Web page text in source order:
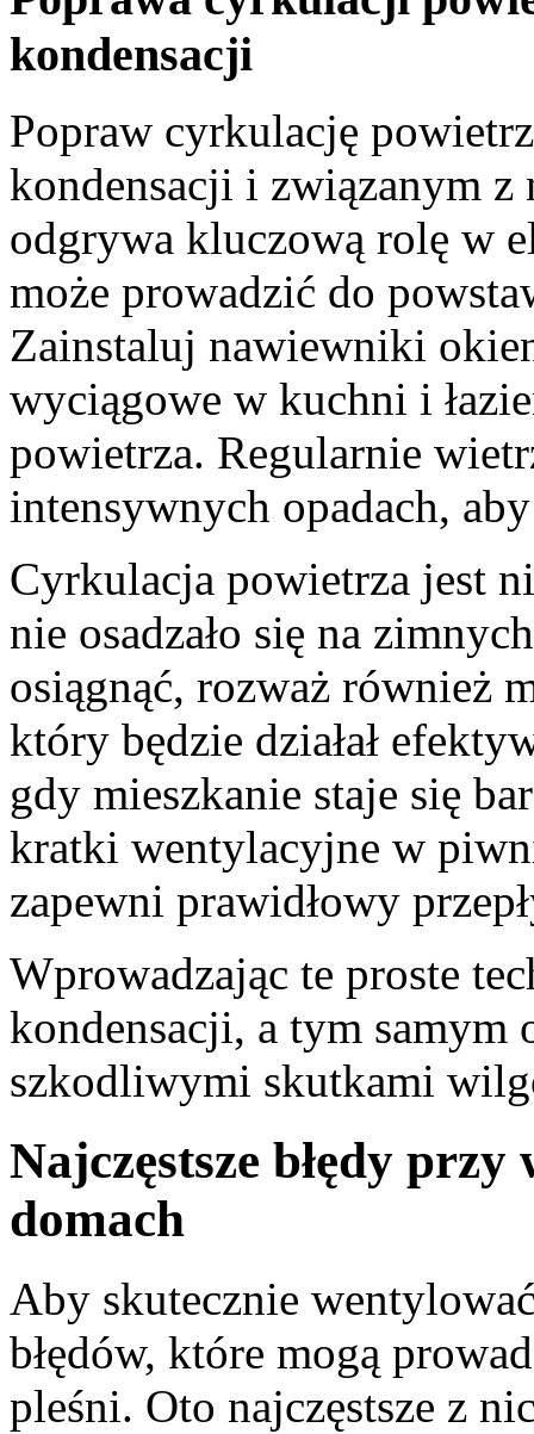
kondensacji
Popraw cyrkulację
kondensacji i związanym
odgrywa kluczową rolę w
może prowadzić do
Zainstaluj nawiewniki
wyciągowe w kuchni i
powietrza. Regularnie
intensywnych opadach,
Cyrkulacja powietrza jest
nie osadzało się na
osiągnąć, rozważ również
który będzie działał
gdy mieszkanie staje się
kratki wentylacyjne w
zapewni prawidłowy
Wprowadzając te proste
kondensacji, a tym samym
szkodliwymi skutkami
Najczęstsze błędy
domach
Aby skutecznie
błędów, które mogą
pleśni. Oto najczęstsze z